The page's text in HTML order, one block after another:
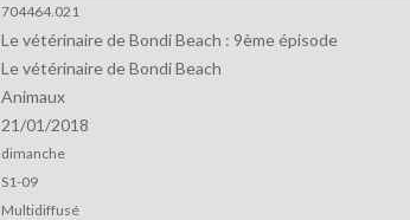
704464.021
Le vétérinaire de Bondi Beach : 9ème épisode
Le vétérinaire de Bondi Beach
Animaux
21/01/2018
dimanche
S1-09
Multidiffusé